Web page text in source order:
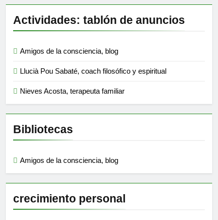
Actividades: tablón de anuncios
Amigos de la consciencia, blog
Llucià Pou Sabaté, coach filosófico y espiritual
Nieves Acosta, terapeuta familiar
Bibliotecas
Amigos de la consciencia, blog
crecimiento personal